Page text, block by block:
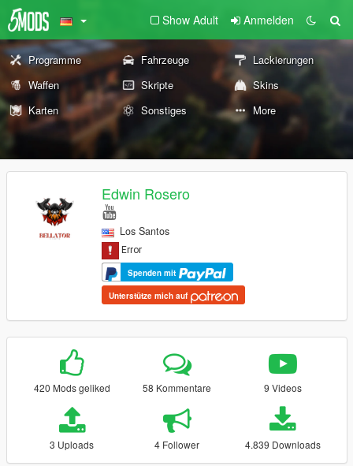
Show Adult Anmelden
Programme Fahrzeuge
Lackierungen
Waffen
Skripte
Skins
Karten
Sonstiges More
Edwin Rosero
Los Santos
Spenden mit
Unterstütze mich auf
420 Mods geliked 58 Kommentare 9 Videos
3 Uploads 4 Follower 4.839 Downloads